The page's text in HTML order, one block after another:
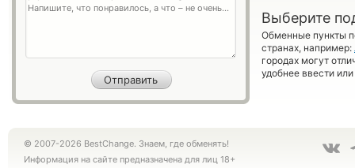
Выберите
Обменные пункты
странах, например:
городах могут
удобнее ввести
© 2007-2026 BestChange. Знаем, где обменять!
Информация на сайте предназначена для лиц 18+